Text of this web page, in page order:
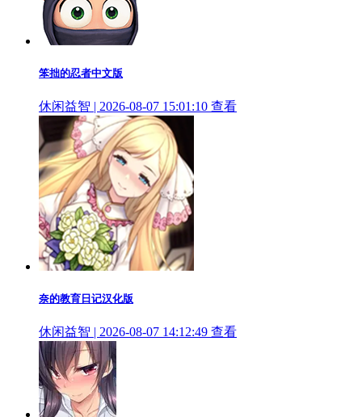
笨拙的忍者中文版
休闲益智 | 2026-08-07 15:01:10 查看
奈的教育日记汉化版
休闲益智 | 2026-08-07 14:12:49 查看